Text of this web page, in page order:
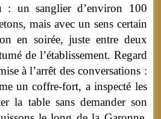
: un sanglier d’environ 100
mais avec un sens certain
en soirée, juste entre deux
de l’établissement. Regard
à l’arrêt des conversations :
un coffre-fort, a inspecté les
la table sans demander son